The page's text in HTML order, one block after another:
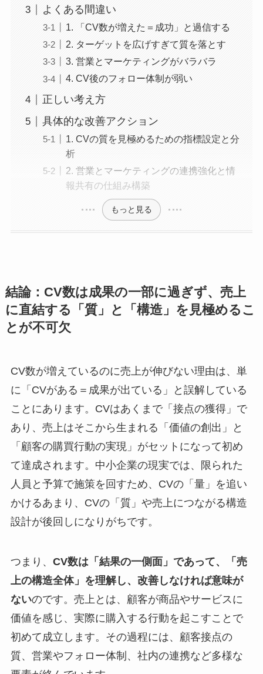
よくある間違い
1. 「CV数が増えた＝成功」と過信する
2. ターゲットを広げすぎて質を落とす
3. 営業とマーケティングがバラバラ
4. CV後のフォロー体制が弱い
正しい考え方
具体的な改善アクション
1. CVの質を見極めるための指標設定と分
析
2. 営業とマーケティングの連携強化と情
報共有の仕組み構築
もっと見る
結論：CV数は成果の一部に過ぎず、売上
に直結する「質」と「構造」を見極めるこ
とが不可欠
CV数が増えているのに売上が伸びない理由は、単
に「CVがある＝成果が出ている」と誤解している
ことにあります。CVはあくまで「接点の獲得」で
あり、売上はそこから生まれる「価値の創出」と
「顧客の購買行動の実現」がセットになって初め
て達成されます。中小企業の現実では、限られた
人員と予算で施策を回すため、CVの「量」を追い
かけるあまり、CVの「質」や売上につながる構造
設計が後回しになりがちです。
つまり、 CV数は「結果の一側面」であって、「売
上の構造全体」を理解し、改善しなければ意味が
ないのです。売上とは、顧客が商品やサービスに
価値を感じ、実際に購入する行動を起こすことで
初めて成立します。その過程には、顧客接点の
質、営業やフォロー体制、社内の連携など多様な